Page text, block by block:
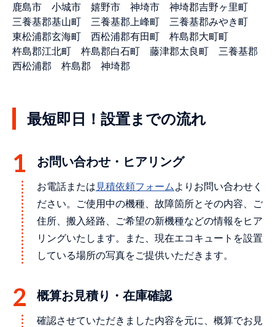
鹿島市
小城市 嬉野市 神埼市
神埼郡吉野ヶ里町
三養基郡基山町
三養基郡上峰町
三養基郡みやき町
東松浦郡玄海町
西松浦郡有田町
杵島郡大町町
杵島郡江北町
杵島郡白石町 藤津郡太良町
三養基郡
西松浦郡
杵島郡 神埼郡
最短即日！設置までの流れ
お問い合わせ・ヒアリング
お電話または ⾒積依頼フォーム よりお問い合わせく
ださい。ご使用中の機種、故障箇所とその内容、ご
住所、搬入経路、ご希望の新機種などの情報をヒア
リングいたします。また、現在エコキュートを設置
している場所の写真をご提供いただきます。
概算お見積り・在庫確認
確認させていただきました内容を元に、概算でお見